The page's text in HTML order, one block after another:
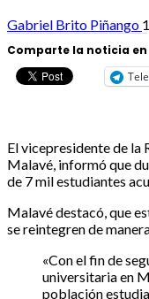
Gabriel Brito Piñango
Comparte la noticia en
El vicepresidente de la
Malavé, informó que
de 7 mil estudiantes
Malavé destacó, que
se reintegren de
«Con el fin de
universitaria en
población